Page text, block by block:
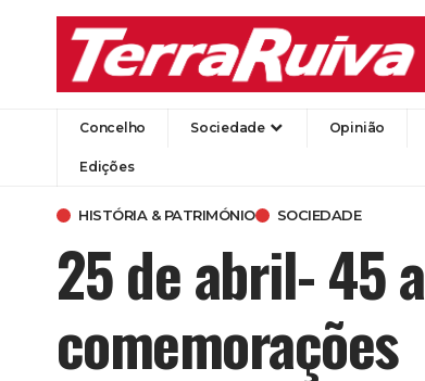
Concelho Sociedade Opinião
Edições
HISTÓRIA & PATRIMÓNIO SOCIEDADE
25 de abril- 45
comemorações